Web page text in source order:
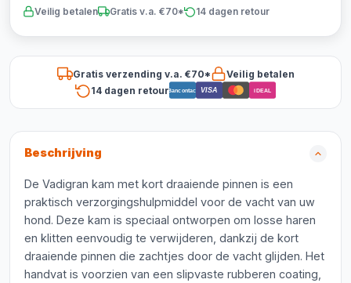
Veilig betalen Gratis v.a. €70* 14 dagen retour
Gratis verzending v.a. €70*
Veilig betalen
14 dagen retourBancontact VISA iDEAL
Beschrijving
De Vadigran kam met kort draaiende pinnen is een
praktisch verzorgingshulpmiddel voor de vacht van uw
hond. Deze kam is speciaal ontworpen om losse haren
en klitten eenvoudig te verwijderen, dankzij de kort
draaiende pinnen die zachtjes door de vacht glijden. Het
handvat is voorzien van een slipvaste rubberen coating,